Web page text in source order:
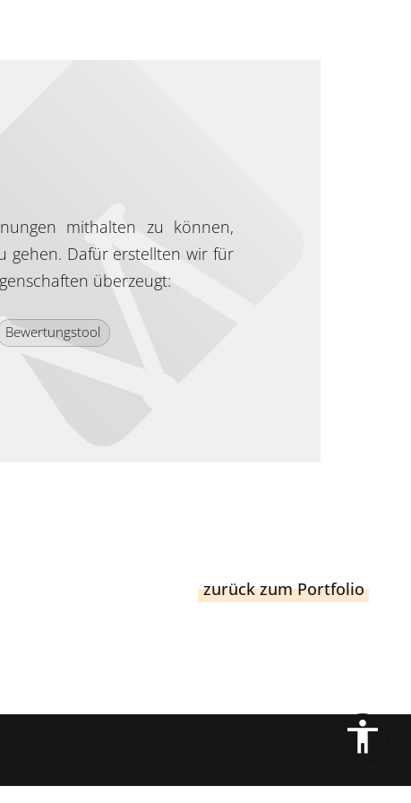
mithalten zu können,
gehen. Dafür erstellten wir für
überzeugt:
Bewertungstool
zurück zum Portfolio